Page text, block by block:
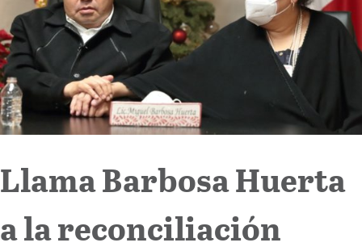
Cultura
Llama Barbosa Huerta
a la reconciliación